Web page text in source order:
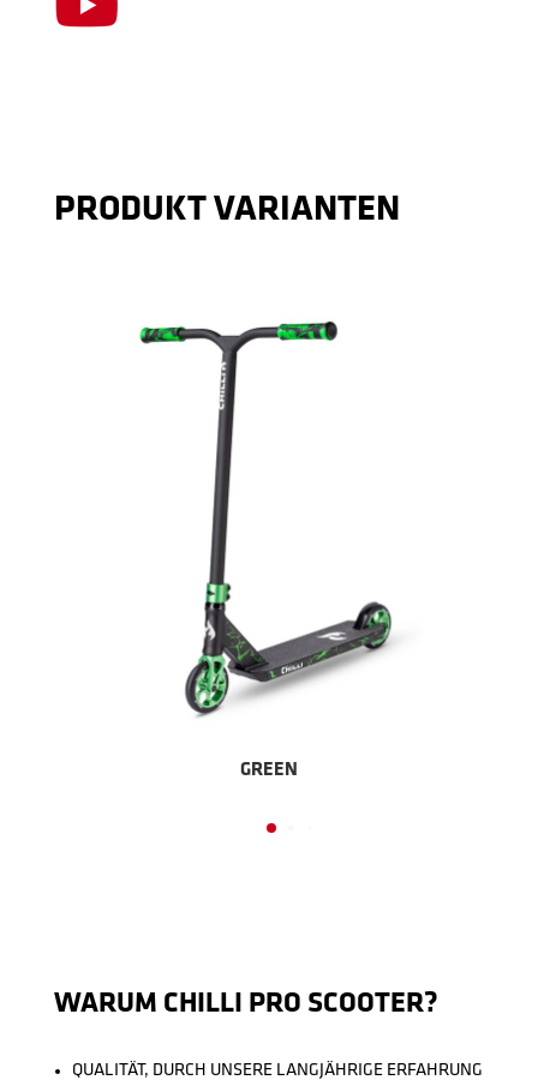
PRODUKT VARIANTEN
GREEN
WARUM CHILLI PRO SCOOTER?
QUALITÄT, DURCH UNSERE LANGJÄHRIGE ERFAHRUNG